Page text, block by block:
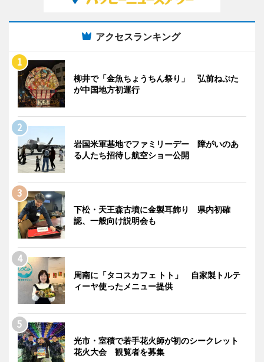
アクセスランキング
柳井で「金魚ちょうちん祭り」 弘前ねぷた
が中国地方初運行
岩国米軍基地でファミリーデー 障がいのあ
る人たち招待し航空ショー公開
下松・天王森古墳に金製耳飾り 県内初確
認、一般向け説明会も
周南に「タコスカフェ トト」 自家製トルテ
ィーヤ使ったメニュー提供
光市・室積で若手花火師が初のシークレット
花火大会 観覧者を募集